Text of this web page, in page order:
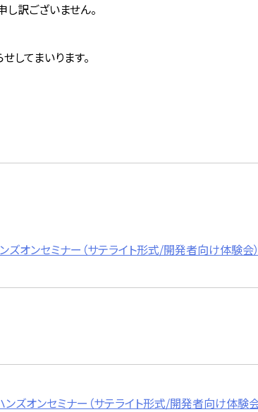
訳ございません。
してまいります。
ズオンセミナー（サテライト形式/開発者向け体験会
ズオンセミナー（サテライト形式/開発者向け体験